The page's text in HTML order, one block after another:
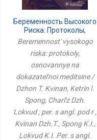
Беременность Высокого
Риска: Протоколы,
Основанные На
Доказательной
Медицине / Джон Т.
Квинан, Кэтрин И. Спонг,
Чарльз Дж. Локвуд ;
Пер. С Англ. Под Р
Beremennost' vysokogo
riska: protokoly,
osnovannye na
dokazatel'noi meditsine /
Dzhon T. Kvinan, Ketrin I.
Spong, Charl'z Dzh.
Lokvud ; per. s angl. pod r ,
Kvinan Dzh.T., Spong K.I.,
Lokvud K.I. Per. s angl.